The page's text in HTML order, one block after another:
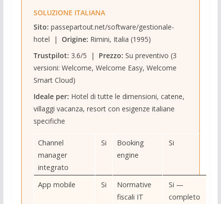
SOLUZIONE ITALIANA
Sito: passepartout.net/software/gestionale-
hotel | Origine: Rimini, Italia (1995)
Trustpilot: 3.6/5 | Prezzo: Su preventivo (3
versioni: Welcome, Welcome Easy, Welcome
Smart Cloud)
Ideale per: Hotel di tutte le dimensioni, catene,
villaggi vacanza, resort con esigenze italiane
specifiche
Channel
manager
integrato
Si
Booking
engine
Si
App mobile Si
Normative
fiscali IT
Si —
completo